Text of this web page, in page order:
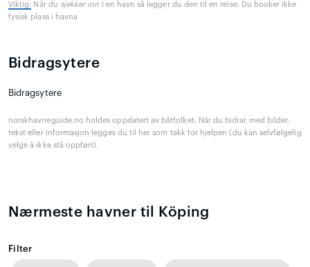
Viktig: Når du sjekker inn i en havn så legger du den til en reise. Du booker ikke
fysisk plass i havna
Bidragsytere
Bidragsytere
norskhavneguide.no holdes oppdatert av båtfolket. Når du bidrar med bilder,
tekst eller informasjon legges du til her som takk for hjelpen (du kan selvfølgelig
velge å ikke stå oppført).
Nærmeste havner til Köping
Filter